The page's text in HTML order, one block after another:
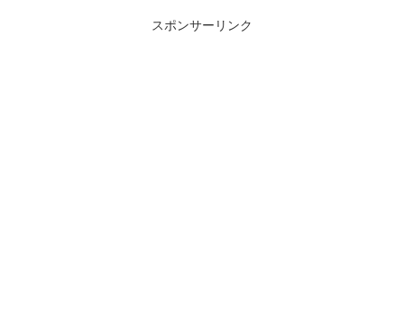
スポンサーリンク